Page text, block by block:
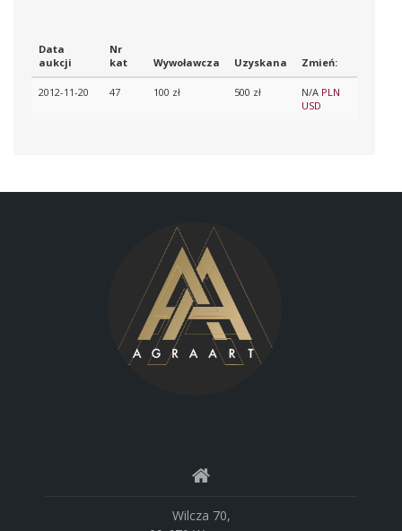
Data
aukcji
Nr
kat
Wywoławcza Uzyskana Zmień:
2012-11-20 47 100 zł 500 zł N/A PLN
USD
Wilcza 70,